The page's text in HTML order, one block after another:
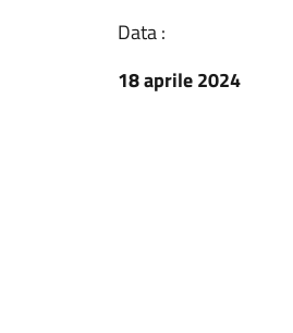
Data :
18 aprile 2024